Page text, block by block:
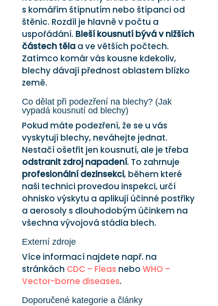
s komářím štípnutím nebo štípanci od
štěnic. Rozdíl je hlavně v počtu a
uspořádání. Bleší kousnutí bývá v nižších
částech tělaa ve větších počtech.
Zatímco komár vás kousne kdekoliv,
blechy dávají přednost oblastem blízko
země.
Co dělat při podezření na blechy? (Jak
vypadá kousnutí od blechy)
Pokud máte podezření, že se u vás
vyskytují blechy, neváhejte jednat.
Nestačí ošetřit jen kousnutí, ale je třeba
odstranit zdroj napadení. To zahrnuje
profesionální dezinsekci, během které
naši technici provedou inspekci, určí
ohnisko výskytu a aplikují účinné postřiky
a aerosoly s dlouhodobým účinkem na
všechna vývojová stádia blech.
Externí zdroje
Více informací najdete např. na
stránkách CDC – Fleas nebo WHO –
Vector-borne diseases.
Doporučené kategorie a články